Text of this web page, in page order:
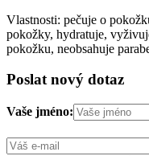
Vlastnosti: pečuje o
pokožky, hydratuje,
pokožku, neobsahuje
Poslat nový dotaz
Vaše jméno: